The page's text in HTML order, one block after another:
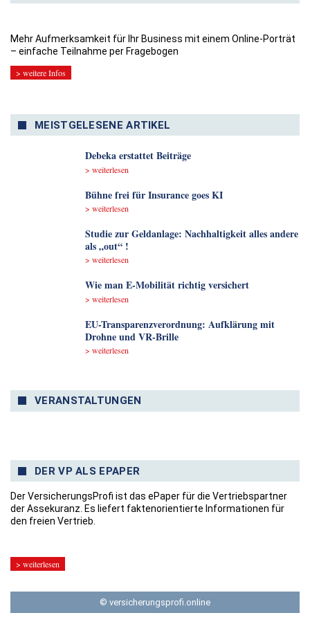
Mehr Aufmerksamkeit für Ihr Business mit einem Online-Porträt
– einfache Teilnahme per Fragebogen
> weitere Infos
MEISTGELESENE ARTIKEL
Debeka erstattet Beiträge
> weiterlesen
Bühne frei für Insurance goes KI
> weiterlesen
Studie zur Geldanlage: Nachhaltigkeit alles andere
als „out“ !
> weiterlesen
Wie man E-Mobilität richtig versichert
> weiterlesen
EU-Transparenzverordnung: Aufklärung mit
Drohne und VR-Brille
> weiterlesen
VERANSTALTUNGEN
DER VP ALS EPAPER
Der VersicherungsProfi ist das ePaper für die Vertriebspartner
der Assekuranz. Es liefert faktenorientierte Informationen für
den freien Vertrieb.
> weiterlesen
© versicherungsprofi.online